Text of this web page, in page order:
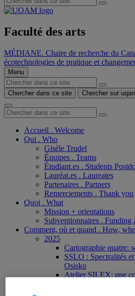
Faculté des arts
MÉDIANE. Chaire de recherche du
écotechnologies de pratique et
Menu
Chercher dans ce site Chercher sur
Accueil . Welcome
Qui . Who
Gisèle Trudel
Équipes . Teams
Étudiant.es . Students
Lauréat.es . Laureates
Partenaires . Partners
Remerciements . Thank you
Quoi . What
Mission + orientations
Subventionnaires . Funding
Comment, où et quand . How,
2025
Cartographie quatre:
SSLO : Spectralités
Osisko
Atelier SILEX: une